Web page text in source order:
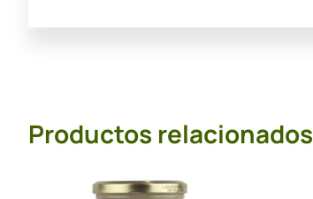
Productos relacionados